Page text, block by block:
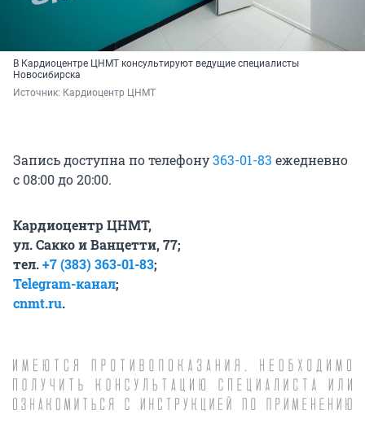
В Кардиоцентре ЦНМТ консультируют ведущие специалисты
Новосибирска
Источник: Кардиоцентр ЦНМТ
Запись доступна по телефону363-01-83 ежедневно
с 08:00 до 20:00.
Кардиоцентр ЦНМТ,
ул. Сакко и Ванцетти, 77;
тел.+7 (383) 363-01-83;
Telegram-канал;
cnmt.ru.